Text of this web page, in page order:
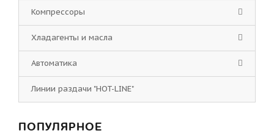
Компрессоры
Хладагенты и масла
Автоматика
Линии раздачи "HOT-LINE"
ПОПУЛЯРНОЕ